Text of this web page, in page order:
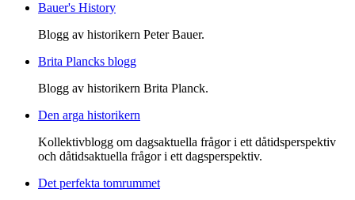
Bauer's History
Blogg av historikern Peter Bauer.
Brita Plancks blogg
Blogg av historikern Brita Planck.
Den arga historikern
Kollektivblogg om dagsaktuella frågor i ett dåtidsperspektiv
och dåtidsaktuella frågor i ett dagsperspektiv.
Det perfekta tomrummet